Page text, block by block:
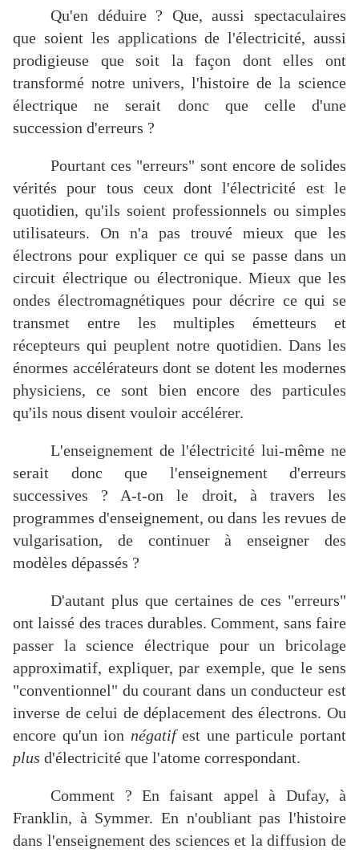
Qu'en déduire ? Que, aussi spectaculaires
que soient les applications de l'électricité, aussi
prodigieuse que soit la façon dont elles ont
transformé notre univers, l'histoire de la science
électrique ne serait donc que celle d'une
succession d'erreurs ?
Pourtant ces "erreurs" sont encore de solides
vérités pour tous ceux dont l'électricité est le
quotidien, qu'ils soient professionnels ou simples
utilisateurs. On n'a pas trouvé mieux que les
électrons pour expliquer ce qui se passe dans un
circuit électrique ou électronique. Mieux que les
ondes électromagnétiques pour décrire ce qui se
transmet entre les multiples émetteurs et
récepteurs qui peuplent notre quotidien. Dans les
énormes accélérateurs dont se dotent les modernes
physiciens, ce sont bien encore des particules
qu'ils nous disent vouloir accélérer.
L'enseignement de l'électricité lui-même ne
serait donc que l'enseignement d'erreurs
successives ? A-t-on le droit, à travers les
programmes d'enseignement, ou dans les revues de
vulgarisation, de continuer à enseigner des
modèles dépassés ?
D'autant plus que certaines de ces "erreurs"
ont laissé des traces durables. Comment, sans faire
passer la science électrique pour un bricolage
approximatif, expliquer, par exemple, que le sens
"conventionnel" du courant dans un conducteur est
inverse de celui de déplacement des électrons. Ou
encore qu'un ion négatifest une particule portant
plus d'électricité que l'atome correspondant.
Comment ? En faisant appel à Dufay, à
Franklin, à Symmer. En n'oubliant pas l'histoire
dans l'enseignement des sciences et la diffusion de